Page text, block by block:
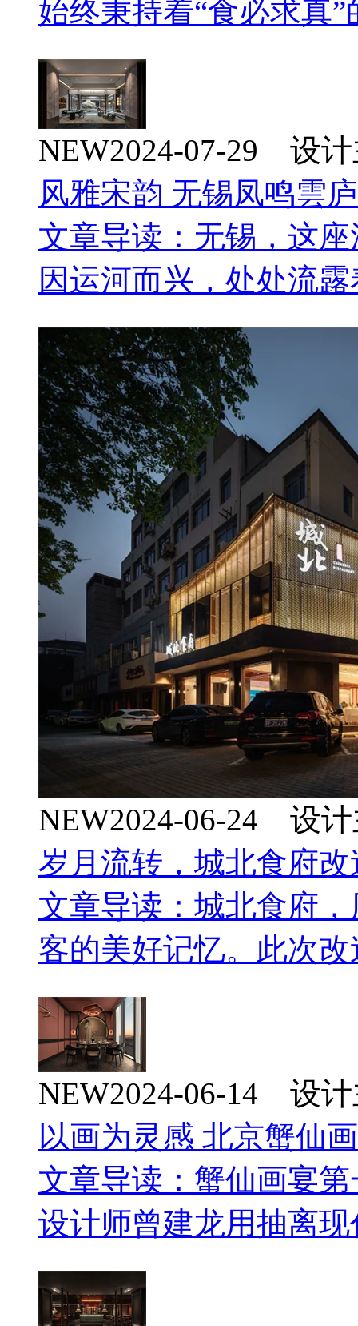
始终秉持着“食必求真
NEW2024-07-29 设
风雅宋韵 无锡凤鸣雲
文章导读：无锡，这
因运河而兴，处处流
NEW2024-06-24 设
岁月流转，城北食府
文章导读：城北食府
客的美好记忆。此次
NEW2024-06-14 设
以画为灵感 北京蟹仙
文章导读：蟹仙画宴
设计师曾建龙用抽离